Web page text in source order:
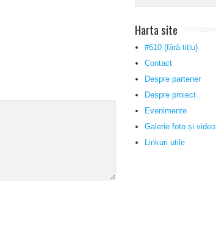
Harta site
#610 (fără titlu)
Contact
Despre partener
Despre proiect
Evenimente
Galerie foto și video
Linkuri utile